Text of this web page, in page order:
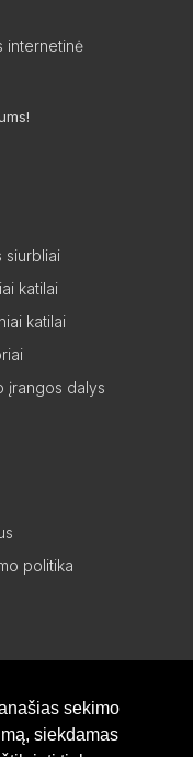
sekimo
siekdamas
internetinė
siurbliai
katilai
katilai
įrangos dalys
politika
sąrašas